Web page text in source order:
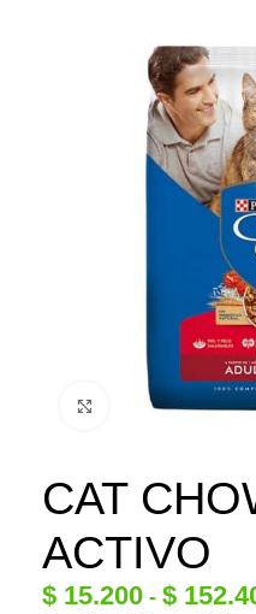
Click to enlarge
CAT
ACTIVO
$ 15.200 - $